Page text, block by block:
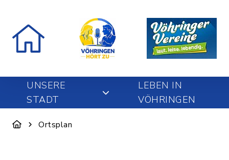
UNSERE
STADT
LEBEN IN
VÖHRINGEN
Ortsplan